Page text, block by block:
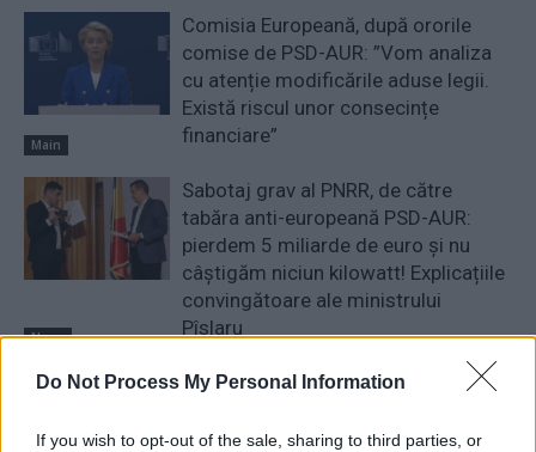
Do Not Process My Personal Information
If you wish to opt-out of the sale, sharing to third parties, or
Main
Comisia Europeană, după ororile
comise de PSD-AUR: ”Vom analiza
cu atenție modificările aduse legii.
Există riscul unor consecințe
financiare”
News
Sabotaj grav al PNRR, de către
tabăra anti-europeană PSD-AUR:
pierdem 5 miliarde de euro și nu
câștigăm niciun kilowatt! Explicațiile
convingătoare ale ministrului
Pîslaru
A doua operațiune obscenă a
Pașca – Dumbrava”. Un fost